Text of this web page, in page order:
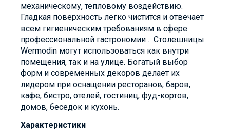
механическому, тепловому воздействию.
Гладкая поверхность легко чистится и отвечает
всем гигиеническим требованиям в сфере
профессиональной гастрономии . Столешницы
Wermodin могут использоваться как внутри
помещения, так и на улице. Богатый выбор
форм и современных декоров делает их
лидером при оснащении ресторанов, баров,
кафе, бистро, отелей, гостиниц, фуд-кортов,
домов, беседок и кухонь.
Характеристики